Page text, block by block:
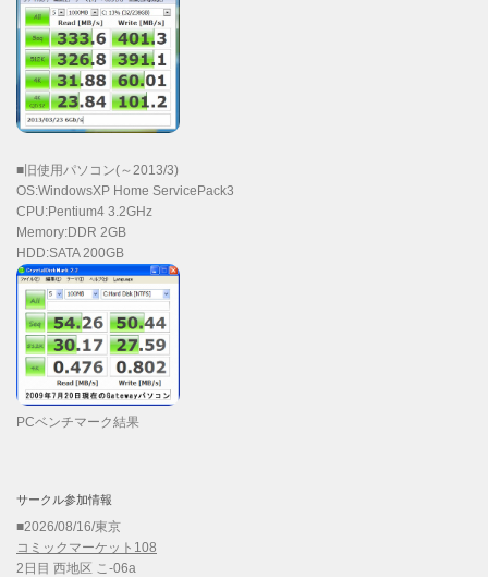
■旧使用パソコン(～2013/3)
OS:WindowsXP Home ServicePack3
CPU:Pentium4 3.2GHz
Memory:DDR 2GB
HDD:SATA 200GB
PCベンチマーク結果
サークル参加情報
■2026/08/16/東京
コミックマーケット108
2日目 西地区 こ-06a